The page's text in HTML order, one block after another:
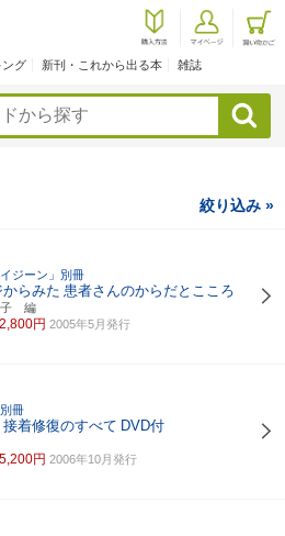
ング 新刊・これから出る本 雑誌
検索
絞り込み »
ジーン」別冊
らみた 患者さんのからだとこころ
子 編
2,800円 2005年5月発行
冊
着修復のすべて DVD付
5,200円 2006年10月発行